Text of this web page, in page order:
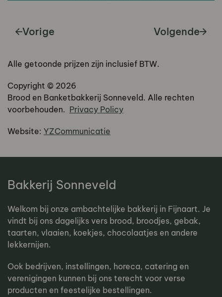
Vorige Volgende
Alle getoonde prijzen zijn inclusief BTW.
Copyright © 2026
Brood en Banketbakkerij Sonneveld. Alle rechten
voorbehouden. Privacy Policy
Website: YZCommunicatie
Bakkerij Sonneveld
Welkom bij onze ambachtelijke bakkerij in Fijnaart. Je
vindt bij ons dagelijks vers brood, broodjes, gebak,
taarten, vlaaien, koekjes, chocolaatjes en andere
lekkernijen.
Ook bedrijven, instellingen, horeca, catering en
verenigingen kunnen bij ons terecht voor verse
producten en feestelijke bestellingen.